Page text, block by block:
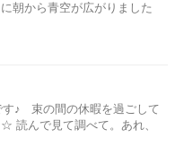
から青空が広がりました
♪ 束の間の休暇を過ごして
んで見て調べて。あれ、